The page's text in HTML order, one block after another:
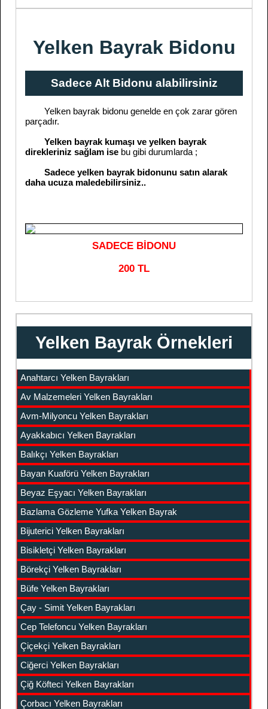
Yelken Bayrak Bidonu
Sadece Alt Bidonu alabilirsiniz
Yelken bayrak bidonu genelde en çok zarar gören
parçadır.
Yelken bayrak kumaşı ve yelken bayrak
direkleriniz sağlam ise bu gibi durumlarda ;
Sadece yelken bayrak bidonunu satın alarak
daha ucuza maledebilirsiniz..
SADECE BİDONU
200 TL
Yelken Bayrak Örnekleri
Anahtarcı Yelken Bayrakları
Av Malzemeleri Yelken Bayrakları
Avm-Milyoncu Yelken Bayrakları
Ayakkabıcı Yelken Bayrakları
Balıkçı Yelken Bayrakları
Bayan Kuaförü Yelken Bayrakları
Beyaz Eşyacı Yelken Bayrakları
Bazlama Gözleme Yufka Yelken Bayrak
Bijuterici Yelken Bayrakları
Bisikletçi Yelken Bayrakları
Börekçi Yelken Bayrakları
Büfe Yelken Bayrakları
Çay - Simit Yelken Bayrakları
Cep Telefoncu Yelken Bayrakları
Çiçekçi Yelken Bayrakları
Ciğerci Yelken Bayrakları
Çiğ Köfteci Yelken Bayrakları
Çorbacı Yelken Bayrakları